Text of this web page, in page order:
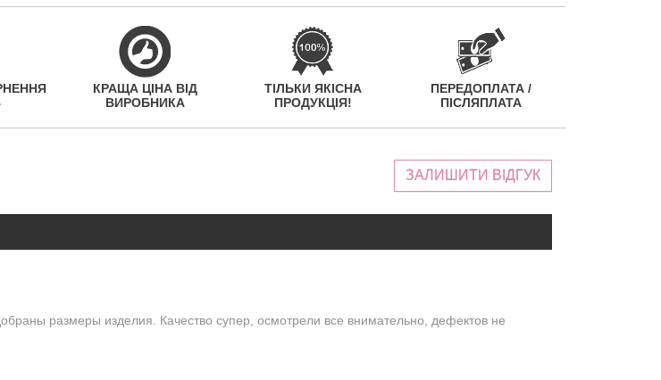
КРАЩА ЦІНА ВІД
ВИРОБНИКА
ТІЛЬКИ ЯКІСНА
ПРОДУКЦІЯ!
ПЕРЕДОПЛАТА /
ПІСЛЯПЛАТА
ЗАЛИШИТИ ВІДГУК
размеры изделия. Качество супер, осмотрели все внимательно, дефектов не